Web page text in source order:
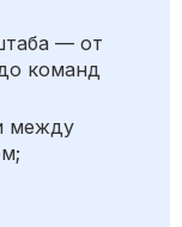
— от
команд
между